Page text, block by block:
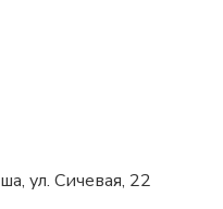
ул. Сичевая, 22